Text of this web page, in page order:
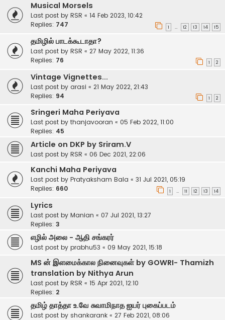
Musical Morsels
Last post by RSR « 14 Feb 2023, 10:42
Replies: 747 1 … 12 13 14 15
தமிழில் பாடக்கூடாதா?
Last post by RSR « 27 May 2022, 11:36
Replies: 76 1 2
Vintage Vignettes...
Last post by arasi « 21 May 2022, 21:43
Replies: 94 1 2
Sringeri Maha Periyava
Last post by thanjavooran « 05 Feb 2022, 11:00
Replies: 45
Article on DKP by Sriram.V
Last post by RSR « 06 Dec 2021, 22:06
Kanchi Maha Periyava
Last post by Pratyaksham Bala « 31 Jul 2021, 05:19
Replies: 660 1 … 11 12 13 14
Lyrics
Last post by Manian « 07 Jul 2021, 13:27
Replies: 3
எழில் அலை - ஆதி சங்கரர்
Last post by prabhu53 « 09 May 2021, 15:18
MS ன் இளமைக்கால நினைவுகள் by GOWRI- Thamizh
translation by Nithya Arun
Last post by RSR « 15 Apr 2021, 12:10
Replies: 2
தமிழ் தாத்தா உ.வே சுவாமிநாத ஐயர் புகைப்படம்
Last post by shankarank « 27 Feb 2021, 08:06